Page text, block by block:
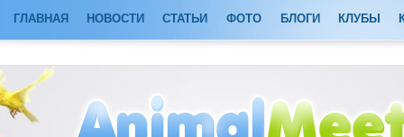
ГЛАВНАЯ НОВОСТИ СТАТЬИ ФОТО БЛОГИ КЛУБЫ